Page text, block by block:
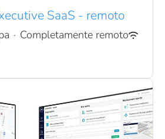
SaaS - remoto
· Completamente remoto